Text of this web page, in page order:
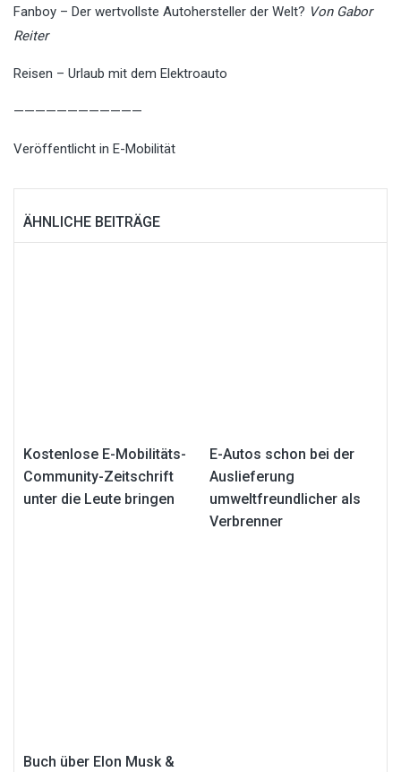
Fanboy – Der wertvollste Autohersteller der Welt? Von Gabor
Reiter
Reisen – Urlaub mit dem Elektroauto
————————————
Veröffentlicht in E-Mobilität
ÄHNLICHE BEITRÄGE
Kostenlose E-Mobilitäts-
Community-Zeitschrift
unter die Leute bringen
E-Autos schon bei der
Auslieferung
umweltfreundlicher als
Verbrenner
Buch über Elon Musk &